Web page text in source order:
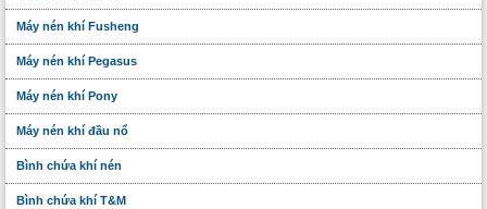
Máy nén khí Fusheng
Máy nén khí Pegasus
Máy nén khí Pony
Máy nén khí đầu nổ
Bình chứa khí nén
Bình chứa khí T&M